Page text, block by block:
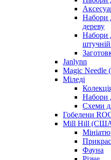
Набори
дереву
Набори
штучній
Janlynn
Magic
Міледі
Набори
Схеми
Гобелени
Mill Hill
Фауна